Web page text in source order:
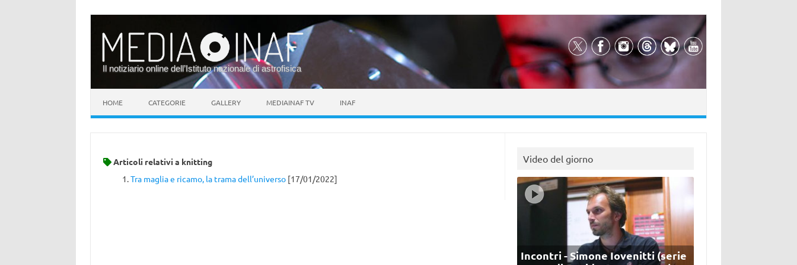
Il notiziario online dell’Istituto nazionale di astrofisica
HOME CATEGORIE GALLERY MEDIAINAF TV INAF
Articoli relativi a knitting
Tra maglia e ricamo, la trama dell’universo[17/01/2022]
Video del giorno
Incontri - Simone Iovenitti (serie